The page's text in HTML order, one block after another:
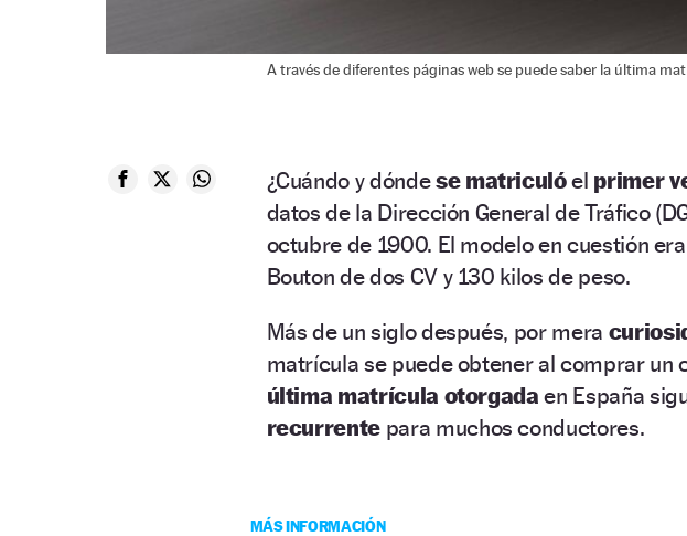
A través de diferentes páginas web se puede saber la última
¿Cuándo y dóndese matriculóel primer
datos de la Dirección General de Tráfico
octubre de 1900. El modelo en cuestión
Bouton de dos CV y 130 kilos de peso.
Más de un siglo después, por mera
matrícula se puede obtener al comprar un
última matrícula otorgada en España
recurrente para muchos conductores.
MÁS INFORMACIÓN